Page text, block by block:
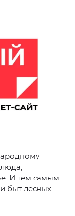
И тем самым
и быт лесных